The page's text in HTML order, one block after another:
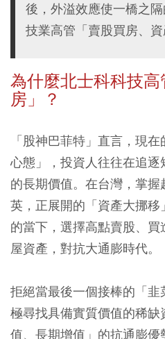
後，外溢效應使一橋之
技業高管「賣股買房、資
為什麼北士科科技
房」？
「股神巴菲特」直言，現
心態」，投資人往往在追
的長期價值。在台灣，掌
英，正展開的「資產大挪
的當下，選擇高點賣股、
屋資產，對抗大通膨時代。
拒絕當最後一個接棒的「
極尋找具備實質價值的稀
值、長期增值」的抗通膨